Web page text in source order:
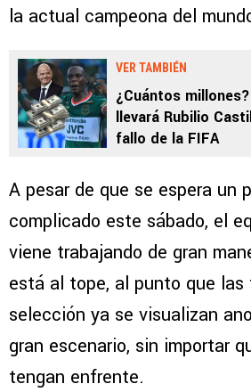
la actual campeona del
VER TAMBIÉN
¿Cuántos
llevará Rubilio
fallo de la FIFA
A pesar de que se espera un
complicado este sábado, el
viene trabajando de gran
está al tope, al punto que las
selección ya se visualizan
gran escenario, sin importar
tengan enfrente.